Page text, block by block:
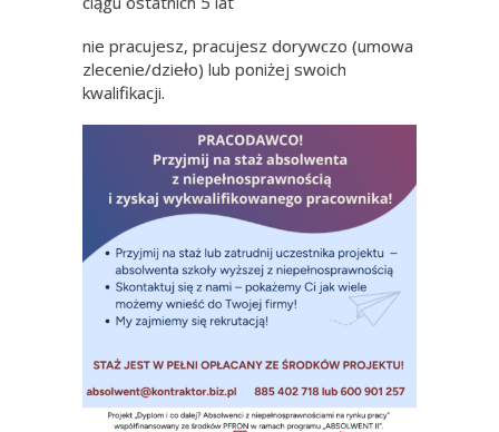
nie pracujesz, pracujesz dorywczo (umowa
zlecenie/dzieło) lub poniżej swoich
kwalifikacji.